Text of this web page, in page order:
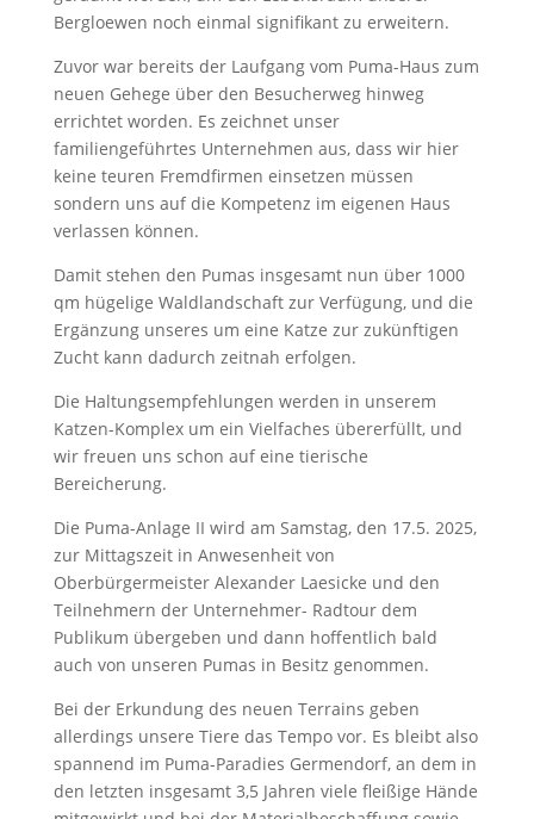
Bergloewen noch einmal signifikant zu erweitern.
Zuvor war bereits der Laufgang vom Puma-Haus zum
neuen Gehege über den Besucherweg hinweg
errichtet worden. Es zeichnet unser
familiengeführtes Unternehmen aus, dass wir hier
keine teuren Fremdfirmen einsetzen müssen
sondern uns auf die Kompetenz im eigenen Haus
verlassen können.
Damit stehen den Pumas insgesamt nun über 1000
qm hügelige Waldlandschaft zur Verfügung, und die
Ergänzung unseres um eine Katze zur zukünftigen
Zucht kann dadurch zeitnah erfolgen.
Die Haltungsempfehlungen werden in unserem
Katzen-Komplex um ein Vielfaches übererfüllt, und
wir freuen uns schon auf eine tierische
Bereicherung.
Die Puma-Anlage II wird am Samstag, den 17.5. 2025,
zur Mittagszeit in Anwesenheit von
Oberbürgermeister Alexander Laesicke und den
Teilnehmern der Unternehmer- Radtour dem
Publikum übergeben und dann hoffentlich bald
auch von unseren Pumas in Besitz genommen.
Bei der Erkundung des neuen Terrains geben
allerdings unsere Tiere das Tempo vor. Es bleibt also
spannend im Puma-Paradies Germendorf, an dem in
den letzten insgesamt 3,5 Jahren viele fleißige Hände